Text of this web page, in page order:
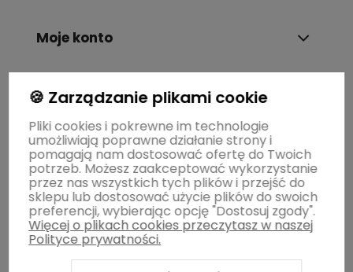
Moje konto
Gwarancja i zwroty
O firmie
🍪 Zarządzanie plikami cookie
Pliki cookies i pokrewne im technologie
umożliwiają poprawne działanie strony i
pomagają nam dostosować ofertę do Twoich
potrzeb. Możesz zaakceptować wykorzystanie
przez nas wszystkich tych plików i przejść do
sklepu lub dostosować użycie plików do swoich
preferencji, wybierając opcję "Dostosuj zgody".
Więcej o plikach cookies przeczytasz w naszej
Polityce prywatności.